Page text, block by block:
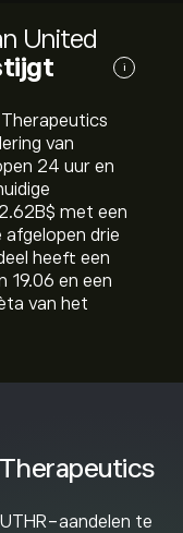
aandelen te
United
i
van
24 uur en
met een
afgelopen drie
heeft een
19.06 en een
van het